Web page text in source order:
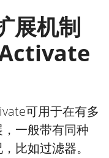
展机制
可用于在有多
一般带有同种
比如过滤器。